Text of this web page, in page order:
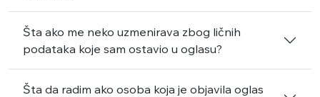
Šta ako me neko uzmenirava zbog ličnih
podataka koje sam ostavio u oglasu?
Šta da radim ako osoba koja je objavila oglas